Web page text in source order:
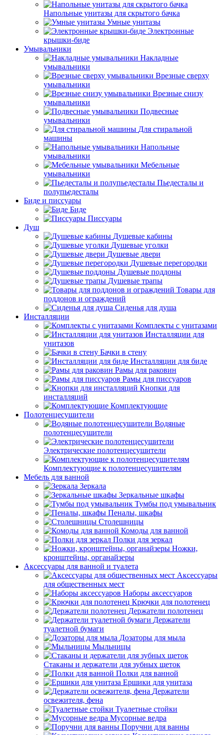
Напольные унитазы для скрытого бачка
Умные унитазы
Электронные
крышки-биде
Умывальники
Накладные
умывальники
Врезные сверху
умывальники
Врезные снизу
умывальники
Подвесные
умывальники
Для стиральной
машины
Напольные
умывальники
Мебельные
умывальники
Пьедесталы и
полупьедесталы
Биде и писсуары
Биде
Писсуары
Душ
Душевые кабины
Душевые уголки
Душевые двери
Душевые перегородки
Душевые поддоны
Душевые трапы
Товары для
поддонов и ограждений
Сиденья для душа
Инсталляции
Комплекты с унитазами
Инсталляции для
унитазов
Бачки в стену
Инсталляции для биде
Рамы для раковин
Рамы для писсуаров
Кнопки для
инсталляций
Комплектующие
Полотенцесушители
Водяные
полотенцесушители
Электрические полотенцесушители
Комплектующие к полотенцесушителям
Мебель для ванной
Зеркала
Зеркальные шкафы
Тумбы под умывальник
Пеналы, шкафы
Столешницы
Комоды для ванной
Полки для зеркал
Ножки,
кронштейны, органайзеры
Аксессуары для ванной и туалета
Аксессуары
для общественных мест
Наборы аксессуаров
Крючки для полотенец
Держатели полотенец
Держатели
туалетной бумаги
Дозаторы для мыла
Мыльницы
Стаканы и держатели для зубных щеток
Полки для ванной
Ершики для унитаза
Держатели
освежителя, фена
Туалетные стойки
Мусорные ведра
Поручни для ванны